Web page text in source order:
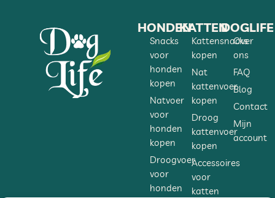
HONDEN
Snacks
voor
honden
kopen
Natvoer
voor
honden
kopen
Droogvoer
voor
honden
KATTEN
Kattensnacks
kopen
Nat
kattenvoer
kopen
Droog
kattenvoer
kopen
Accessoires
voor
katten
DOGLIFE
Over
ons
FAQ
Blog
Contact
Mijn
account